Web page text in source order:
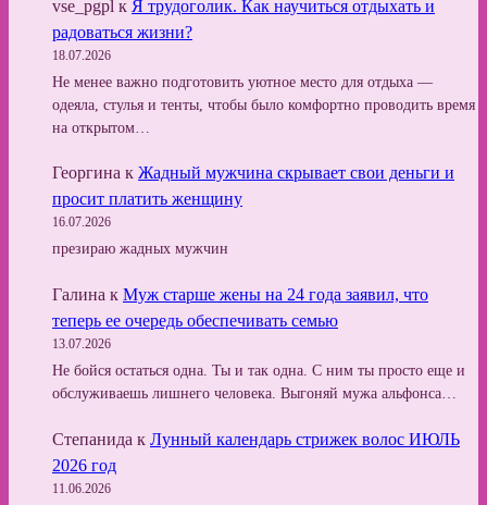
vse_pgpl к Я трудоголик. Как научиться отдыхать и
радоваться жизни?
18.07.2026
Не менее важно подготовить уютное место для отдыха —
одеяла, стулья и тенты, чтобы было комфортно проводить время
на открытом…
Георгина к Жадный мужчина скрывает свои деньги и
просит платить женщину
16.07.2026
презираю жадных мужчин
Галина к Муж старше жены на 24 года заявил, что
теперь ее очередь обеспечивать семью
13.07.2026
Не бойся остаться одна. Ты и так одна. С ним ты просто еще и
обслуживаешь лишнего человека. Выгоняй мужа альфонса…
Степанида к Лунный календарь стрижек волос ИЮЛЬ
2026 год
11.06.2026